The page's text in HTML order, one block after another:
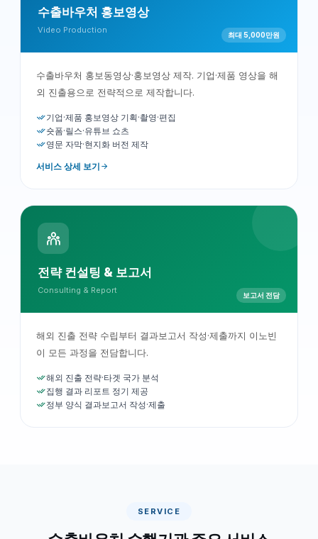
수출바우처 홍보영상
Video Production 최대 5,000만원
수출바우처 홍보동영상·홍보영상 제작. 기업·제품 영상을 해
외 진출용으로 전략적으로 제작합니다.
기업·제품 홍보영상 기획·촬영·편집
숏폼·릴스·유튜브 쇼츠
영문 자막·현지화 버전 제작
서비스 상세 보기
전략 컨설팅 & 보고서
Consulting & Report 보고서 전담
해외 진출 전략 수립부터 결과보고서 작성·제출까지 이노빈
이 모든 과정을 전담합니다.
해외 진출 전략·타겟 국가 분석
집행 결과 리포트 정기 제공
정부 양식 결과보고서 작성·제출
SERVICE